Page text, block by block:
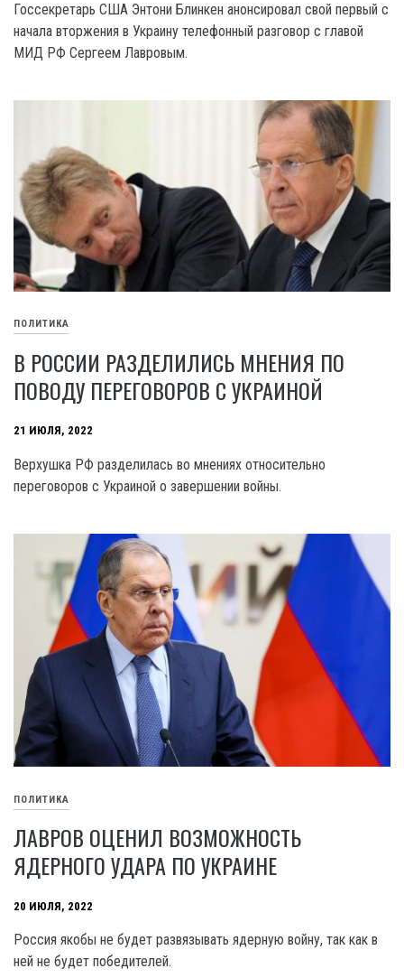
Госсекретарь США Энтони Блинкен анонсировал свой первый с
начала вторжения в Украину телефонный разговор с главой
МИД РФ Сергеем Лавровым.
ПОЛИТИКА
В РОССИИ РАЗДЕЛИЛИСЬ МНЕНИЯ ПО
ПОВОДУ ПЕРЕГОВОРОВ С УКРАИНОЙ
21 ИЮЛЯ, 2022
Верхушка РФ разделилась во мнениях относительно
переговоров с Украиной о завершении войны.
ПОЛИТИКА
ЛАВРОВ ОЦЕНИЛ ВОЗМОЖНОСТЬ
ЯДЕРНОГО УДАРА ПО УКРАИНЕ
20 ИЮЛЯ, 2022
Россия якобы не будет развязывать ядерную войну, так как в
ней не будет победителей.